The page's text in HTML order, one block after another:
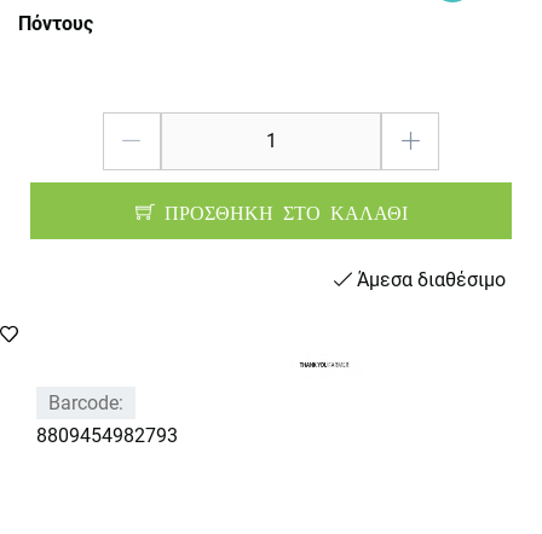
Πόντους
ΠΡΟΣΘΗΚΗ ΣΤΟ ΚΑΛΑΘΙ
Άμεσα διαθέσιμο
Barcode:
8809454982793